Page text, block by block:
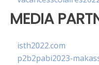
MEDIA
isth2022.com
p2b2pabi2023-